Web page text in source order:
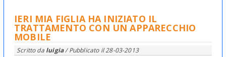
IERI MIA FIGLIA HA INIZIATO IL
TRATTAMENTO CON UN APPARECCHIO
MOBILE
Scritto da luigia/ Pubblicato il28-03-2013